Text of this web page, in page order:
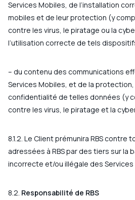
Services Mobiles, de l’installation
mobiles et de leur protection (y
contre les virus, le piratage ou la
l’utilisation correcte de tels
– du contenu des communications
Services Mobiles, et de la protection,
confidentialité de telles données (y
contre les virus, le piratage et la
8.1.2. Le Client prémunira RBS
adressées à RBS par des tiers sur la
incorrecte et/ou illégale des Services
8.2. Responsabilité de RBS